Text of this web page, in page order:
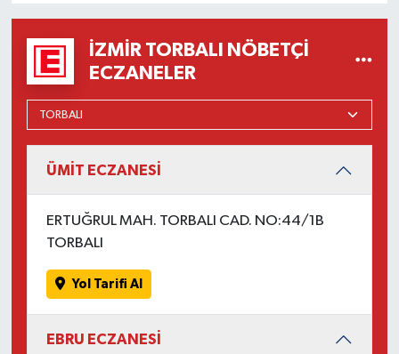
İZMIR TORBALI NÖBETÇI
ECZANELER
ÜMİT ECZANESİ
ERTUĞRUL MAH. TORBALI CAD. NO:44/1B
TORBALI
Yol Tarifi Al
EBRU ECZANESİ